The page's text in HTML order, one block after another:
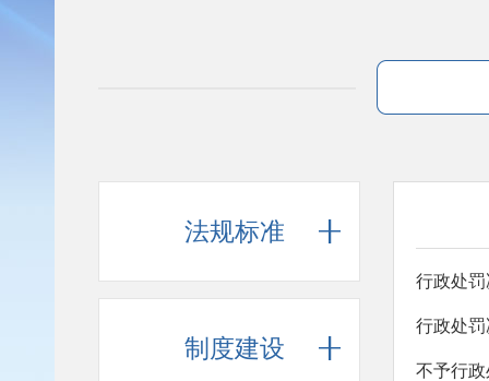
法规标准
制度建设
行政处
行政处
不予行